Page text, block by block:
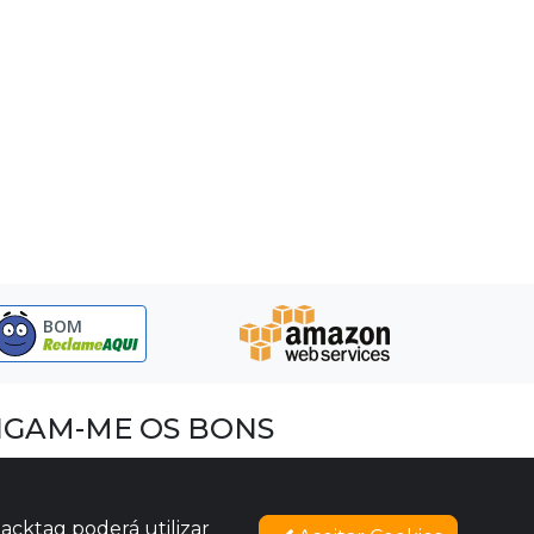
BOM
ME OS BONS
poderá utilizar